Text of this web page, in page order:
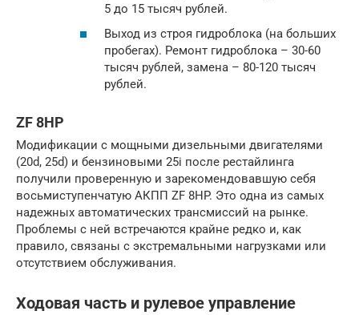
5 до 15 тысяч рублей.
Выход из строя гидроблока (на больших
пробегах). Ремонт гидроблока – 30-60
тысяч рублей, замена – 80-120 тысяч
рублей.
ZF 8HP
Модификации с мощными дизельными двигателями
(20d, 25d) и бензиновыми 25i после рестайлинга
получили проверенную и зарекомендовавшую себя
восьмиступенчатую АКПП ZF 8HP. Это одна из самых
надежных автоматических трансмиссий на рынке.
Проблемы с ней встречаются крайне редко и, как
правило, связаны с экстремальными нагрузками или
отсутствием обслуживания.
Ходовая часть и рулевое управление